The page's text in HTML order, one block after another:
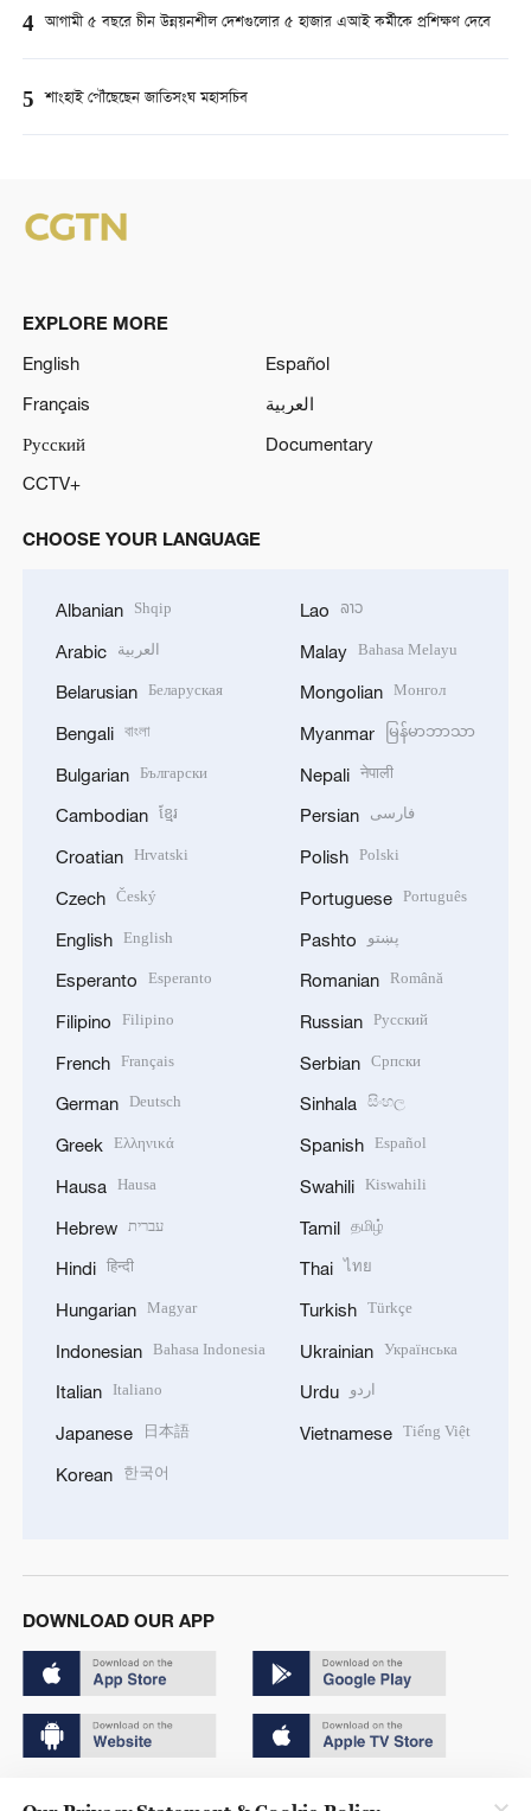
4 আগামী ৫ বছরে চীন উন্নয়নশীল দেশগুলোর ৫ হাজার এআই কর্মীকে প্রশিক্ষণ দেবে
5 শাংহাই পৌঁছেছেন জাতিসংঘ মহাসচিব
EXPLORE MORE
English
Español
Français
العربية
Русский
Documentary
CCTV+
CHOOSE YOUR LANGUAGE
Albanian Shqip
Arabic العربية
Belarusian Беларуская
Bengali বাংলা
Bulgarian Български
Cambodian ខ្មែរ
Croatian Hrvatski
Czech Český
English English
Esperanto Esperanto
Filipino Filipino
French Français
German Deutsch
Greek Ελληνικά
Hausa Hausa
Hebrew עברית
Hindi हिन्दी
Hungarian Magyar
Indonesian Bahasa Indonesia
Italian Italiano
Japanese 日本語
Korean 한국어
Lao ລາວ
Malay Bahasa Melayu
Mongolian Монгол
Myanmar မြန်မာဘာသာ
Nepali नेपाली
Persian فارسی
Polish Polski
Portuguese Português
Pashto پښتو
Romanian Română
Russian Русский
Serbian Српски
Sinhala සිංහල
Spanish Español
Swahili Kiswahili
Tamil தமிழ்
Thai ไทย
Turkish Türkçe
Ukrainian Українська
Urdu اردو
Vietnamese Tiếng Việt
DOWNLOAD OUR APP